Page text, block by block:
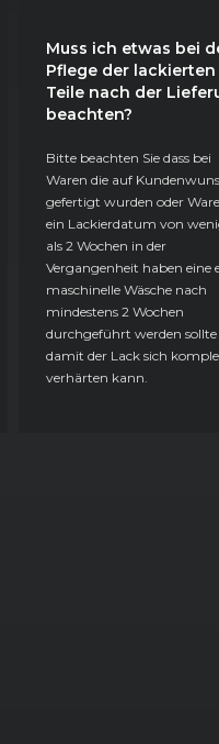
Muss ich etwas bei
Pflege der lackierten
Teile nach der
beachten?
Bitte beachten Sie dass bei
Waren die auf
gefertigt wurden oder
ein Lackierdatum von
als 2 Wochen in der
Vergangenheit haben eine
maschinelle Wäsche nach
mindestens 2 Wochen
durchgeführt werden sollte
damit der Lack sich
verhärten kann.